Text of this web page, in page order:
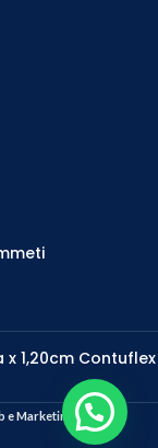
1,20cm Contuflex
e Marketing Digital.